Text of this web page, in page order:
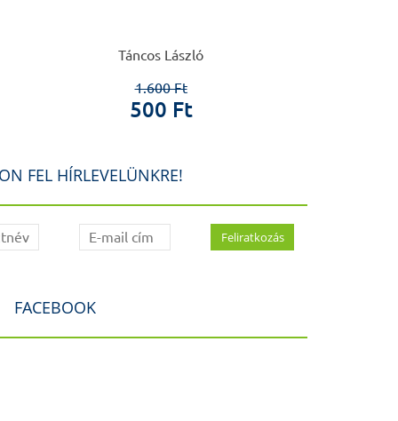
Táncos László
1.600 Ft
500 Ft
FEL HÍRLEVELÜNKRE!
FACEBOOK